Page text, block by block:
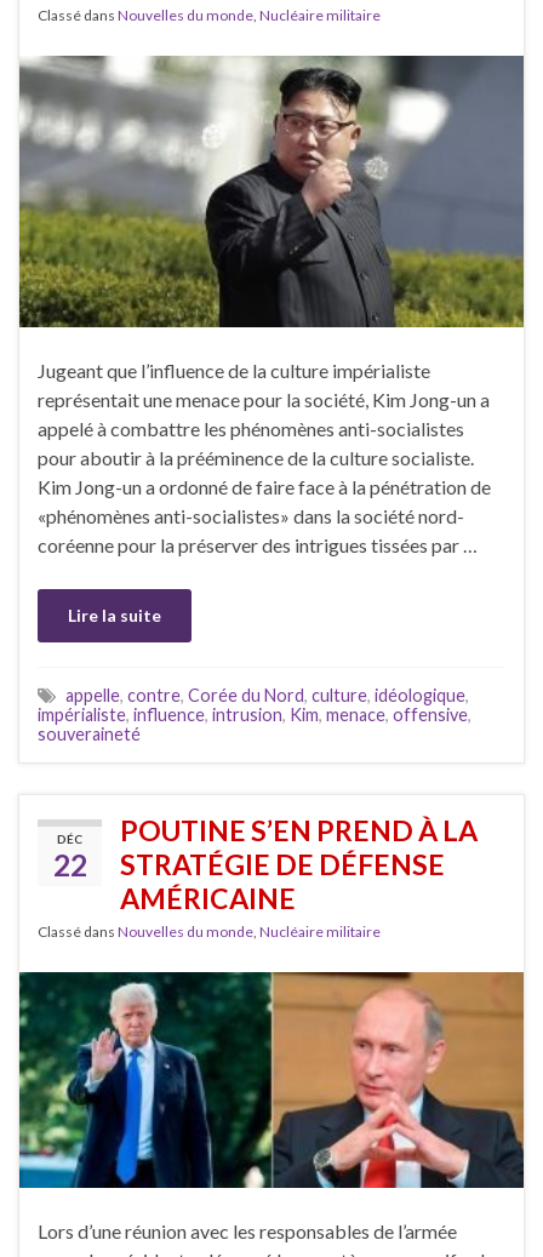
Classé dans Nouvelles du monde Nucléaire militaire
Jugeant que l’influence de la culture impérialiste
représentait une menace pour la société, Kim Jong-un a
appelé à combattre les phénomènes anti-socialistes
pour aboutir à la prééminence de la culture socialiste.
Kim Jong-un a ordonné de faire face à la pénétration de
«phénomènes anti-socialistes» dans la société nord-
coréenne pour la préserver des intrigues tissées par …
Lire la suite
appelle, contre, Corée du Nord, culture, idéologique,
impérialiste, influence, intrusion, Kim, menace, offensive,
souveraineté
DÉC
22
POUTINE S’EN PREND À LA
STRATÉGIE DE DÉFENSE
AMÉRICAINE
Classé dans Nouvelles du monde, Nucléaire militaire
Lors d’une réunion avec les responsables de l’armée